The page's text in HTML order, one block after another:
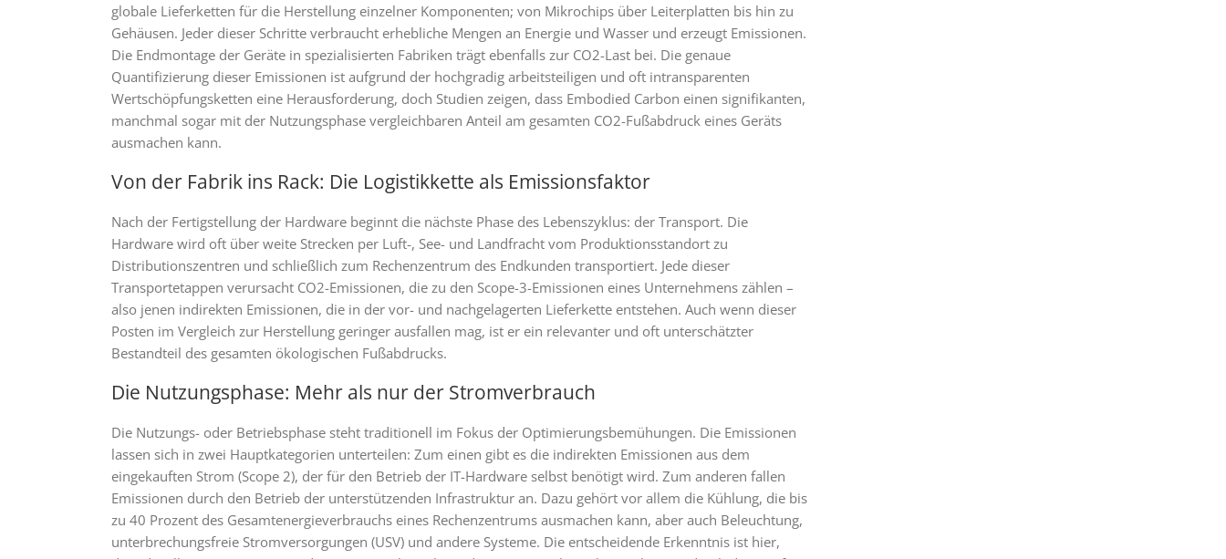
globale Lieferketten für die Herstellung einzelner Komponenten; von Mikrochips über Leiterplatten bis hin zu
Gehäusen. Jeder dieser Schritte verbraucht erhebliche Mengen an Energie und Wasser und erzeugt Emissionen.
Die Endmontage der Geräte in spezialisierten Fabriken trägt ebenfalls zur CO2-Last bei. Die genaue
Quantifizierung dieser Emissionen ist aufgrund der hochgradig arbeitsteiligen und oft intransparenten
Wertschöpfungsketten eine Herausforderung, doch Studien zeigen, dass Embodied Carbon einen signifikanten,
manchmal sogar mit der Nutzungsphase vergleichbaren Anteil am gesamten CO2-Fußabdruck eines Geräts
ausmachen kann.
Von der Fabrik ins Rack: Die Logistikkette als Emissionsfaktor
Nach der Fertigstellung der Hardware beginnt die nächste Phase des Lebenszyklus: der Transport. Die
Hardware wird oft über weite Strecken per Luft-, See- und Landfracht vom Produktionsstandort zu
Distributionszentren und schließlich zum Rechenzentrum des Endkunden transportiert. Jede dieser
Transportetappen verursacht CO2-Emissionen, die zu den Scope-3-Emissionen eines Unternehmens zählen –
also jenen indirekten Emissionen, die in der vor- und nachgelagerten Lieferkette entstehen. Auch wenn dieser
Posten im Vergleich zur Herstellung geringer ausfallen mag, ist er ein relevanter und oft unterschätzter
Bestandteil des gesamten ökologischen Fußabdrucks.
Die Nutzungsphase: Mehr als nur der Stromverbrauch
Die Nutzungs- oder Betriebsphase steht traditionell im Fokus der Optimierungsbemühungen. Die Emissionen
lassen sich in zwei Hauptkategorien unterteilen: Zum einen gibt es die indirekten Emissionen aus dem
eingekauften Strom (Scope 2), der für den Betrieb der IT-Hardware selbst benötigt wird. Zum anderen fallen
Emissionen durch den Betrieb der unterstützenden Infrastruktur an. Dazu gehört vor allem die Kühlung, die bis
zu 40 Prozent des Gesamtenergieverbrauchs eines Rechenzentrums ausmachen kann, aber auch Beleuchtung,
unterbrechungsfreie Stromversorgungen (USV) und andere Systeme. Die entscheidende Erkenntnis ist hier,